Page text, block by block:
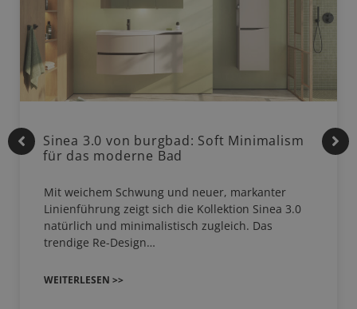
Sinea 3.0 von burgbad: Soft Minimalism
für das moderne Bad
Mit weichem Schwung und neuer, markanter
Linienführung zeigt sich die Kollektion Sinea 3.0
natürlich und minimalistisch zugleich. Das
trendige Re-Design…
WEITERLESEN >>